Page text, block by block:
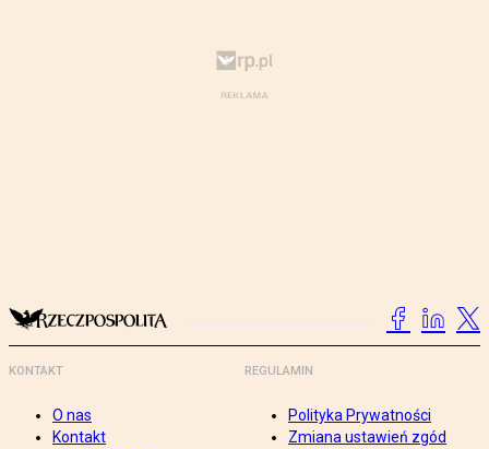
KONTAKT
O nas
Kontakt
REGULAMIN
Polityka Prywatności
Zmiana ustawień zgód